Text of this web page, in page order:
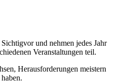
und nehmen jedes Jahr
Veranstaltungen teil.
Herausforderungen meistern